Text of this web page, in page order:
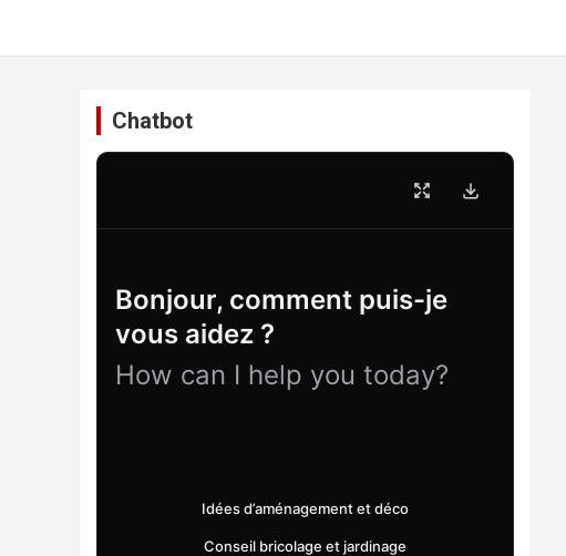
Chatbot
Bonjour, comment puis-je
vous aidez ?
How can I help you today?
Idées d’aménagement et déco
Conseil bricolage et jardinage